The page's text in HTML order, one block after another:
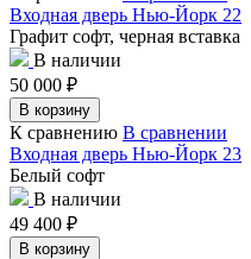
Входная дверь Нью-Йорк 22
Графит софт, черная вставка
В наличии
50 000 ₽
В корзину
К сравнению В сравнении
Входная дверь Нью-Йорк 23
Белый софт
В наличии
49 400 ₽
В корзину